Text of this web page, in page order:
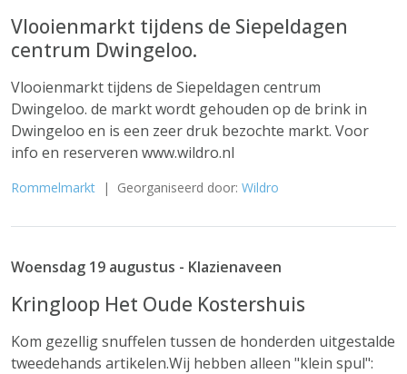
Vlooienmarkt tijdens de Siepeldagen
centrum Dwingeloo.
Vlooienmarkt tijdens de Siepeldagen centrum
Dwingeloo. de markt wordt gehouden op de brink in
Dwingeloo en is een zeer druk bezochte markt. Voor
info en reserveren www.wildro.nl
Rommelmarkt | Georganiseerd door: Wildro
Woensdag 19 augustus - Klazienaveen
Kringloop Het Oude Kostershuis
Kom gezellig snuffelen tussen de honderden uitgestalde
tweedehands artikelen.Wij hebben alleen "klein spul":